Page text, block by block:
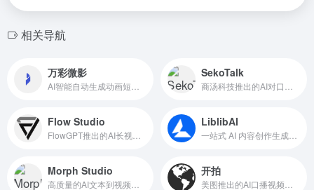
相关导航
万彩微影 SekoTalk
Flow Studio LiblibAI
Morph Studio 开拍